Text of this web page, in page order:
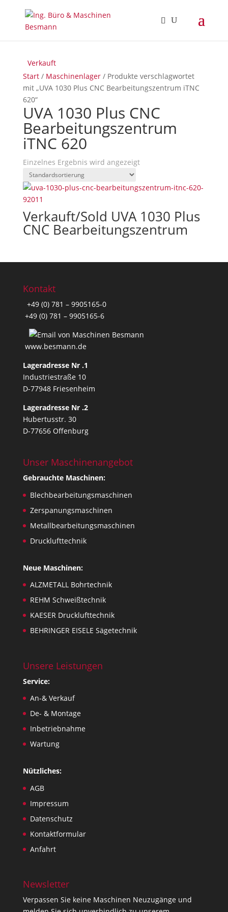
Start/ Maschinenlager/ Produkte verschlagwortet
mit „UVA 1030 Plus CNC Bearbeitungszentrum iTNC
620“
UVA 1030 Plus CNC
Bearbeitungszentrum
iTNC 620
Einzelnes Ergebnis wird angezeigt
Verkauft
Verkauft/Sold UVA 1030 Plus
CNC Bearbeitungszentrum
Kontakt
+49 (0) 781 – 9905165-0
+49 (0) 781 – 9905165-6
www.besmann.de
Lageradresse Nr .1
Industriestraße 10
D-77948 Friesenheim
Lageradresse Nr .2
Hubertusstr. 30
D-77656 Offenburg
Unser Maschinenangebot
Gebrauchte Maschinen:
Blechbearbeitungsmaschinen
Zerspanungsmaschinen
Metallbearbeitungsmaschinen
Drucklufttechnik
Neue Maschinen:
ALZMETALL Bohrtechnik
REHM Schweißtechnik
KAESER Drucklufttechnik
BEHRINGER EISELE Sägetechnik
Unsere Leistungen
Service:
An-& Verkauf
De- & Montage
Inbetriebnahme
Wartung
Nützliches:
AGB
Impressum
Datenschutz
Kontaktformular
Anfahrt
Newsletter
Verpassen Sie keine Maschinen Neuzugänge und